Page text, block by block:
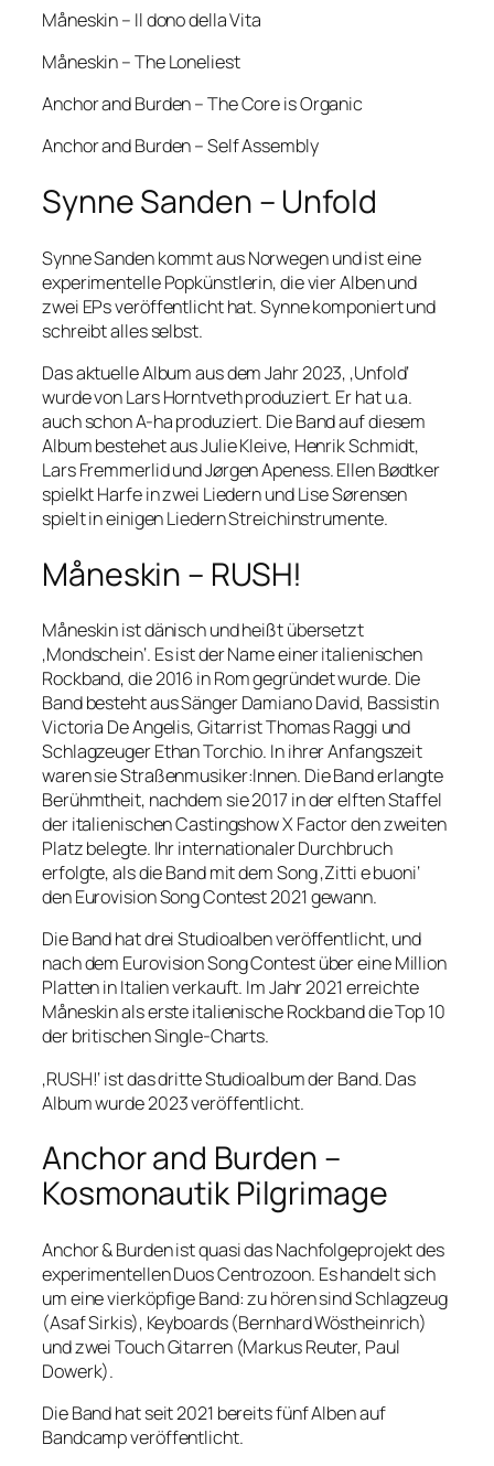
Måneskin – Il dono della Vita
Måneskin – The Loneliest
Anchor and Burden – The Core is Organic
Anchor and Burden – Self Assembly
Synne Sanden – Unfold
Synne Sanden kommt aus Norwegen und ist eine
experimentelle Popkünstlerin, die vier Alben und
zwei EPs veröffentlicht hat. Synne komponiert und
schreibt alles selbst.
Das aktuelle Album aus dem Jahr 2023, ‚Unfold‘
wurde von Lars Horntveth produziert. Er hat u.a.
auch schon A-ha produziert. Die Band auf diesem
Album bestehet aus Julie Kleive, Henrik Schmidt,
Lars Fremmerlid und Jørgen Apeness. Ellen Bødtker
spielkt Harfe in zwei Liedern und Lise Sørensen
spielt in einigen Liedern Streichinstrumente.
Måneskin – RUSH!
Måneskin ist dänisch und heißt übersetzt
‚Mondschein‘. Es ist der Name einer italienischen
Rockband, die 2016 in Rom gegründet wurde. Die
Band besteht aus Sänger Damiano David, Bassistin
Victoria De Angelis, Gitarrist Thomas Raggi und
Schlagzeuger Ethan Torchio. In ihrer Anfangszeit
waren sie Straßenmusiker:Innen. Die Band erlangte
Berühmtheit, nachdem sie 2017 in der elften Staffel
der italienischen Castingshow X Factor den zweiten
Platz belegte. Ihr internationaler Durchbruch
erfolgte, als die Band mit dem Song ‚Zitti e buoni‘
den Eurovision Song Contest 2021 gewann.
Die Band hat drei Studioalben veröffentlicht, und
nach dem Eurovision Song Contest über eine Million
Platten in Italien verkauft. Im Jahr 2021 erreichte
Måneskin als erste italienische Rockband die Top 10
der britischen Single-Charts.
‚RUSH!‘ ist das dritte Studioalbum der Band. Das
Album wurde 2023 veröffentlicht.
Anchor and Burden –
Kosmonautik Pilgrimage
Anchor & Burden ist quasi das Nachfolgeprojekt des
experimentellen Duos Centrozoon. Es handelt sich
um eine vierköpfige Band: zu hören sind Schlagzeug
(Asaf Sirkis), Keyboards (Bernhard Wöstheinrich)
und zwei Touch Gitarren (Markus Reuter, Paul
Dowerk).
Die Band hat seit 2021 bereits fünf Alben auf
Bandcamp veröffentlicht.